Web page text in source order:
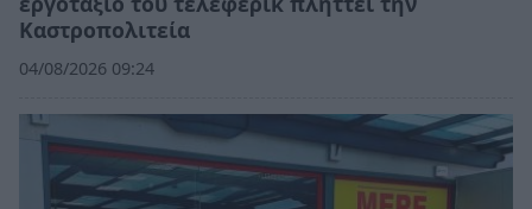
Καστροπολιτεία
04/08/2026 09:24